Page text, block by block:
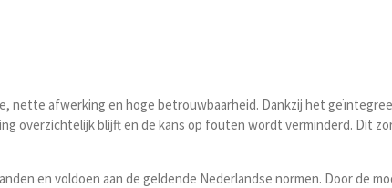
nette afwerking en hoge betrouwbaarheid. Dankzij het
overzichtelijk blijft en de kans op fouten wordt verminderd. Dit
en voldoen aan de geldende Nederlandse normen. Door de